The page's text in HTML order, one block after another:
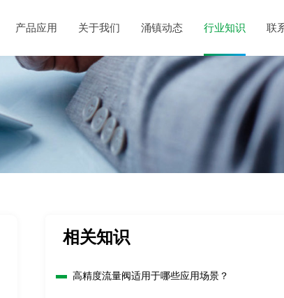
产品应用 关于我们 涌镇动态 行业知识 联
相关知识
高精度流量阀适用于哪些应用场景？